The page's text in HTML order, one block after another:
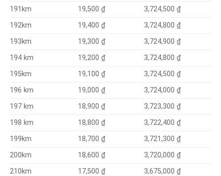
191km
19,500 ₫
3,724,500 ₫
192km
19,400 ₫
3,724,800 ₫
193km
19,300 ₫
3,724,900 ₫
194 km
19,200 ₫
3,724,800 ₫
195km
19,100 ₫
3,724,500 ₫
196 km
19,000 ₫
3,724,000 ₫
197 km
18,900 ₫
3,723,300 ₫
198 km
18,800 ₫
3,722,400 ₫
199km
18,700 ₫
3,721,300 ₫
200km
18,600 ₫
3,720,000 ₫
210km
17,500 ₫
3,675,000 ₫